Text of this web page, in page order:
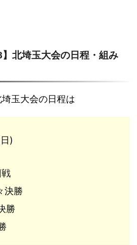
】北埼玉大会の日程・組み
玉大会の日程は
)
決勝
勝